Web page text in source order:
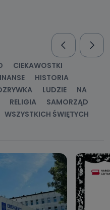
CIEKAWOSTKI
HISTORIA
LUDZIE
NA
RELIGIA
SAMORZĄD
WSZYSTKICH ŚWIĘTYCH